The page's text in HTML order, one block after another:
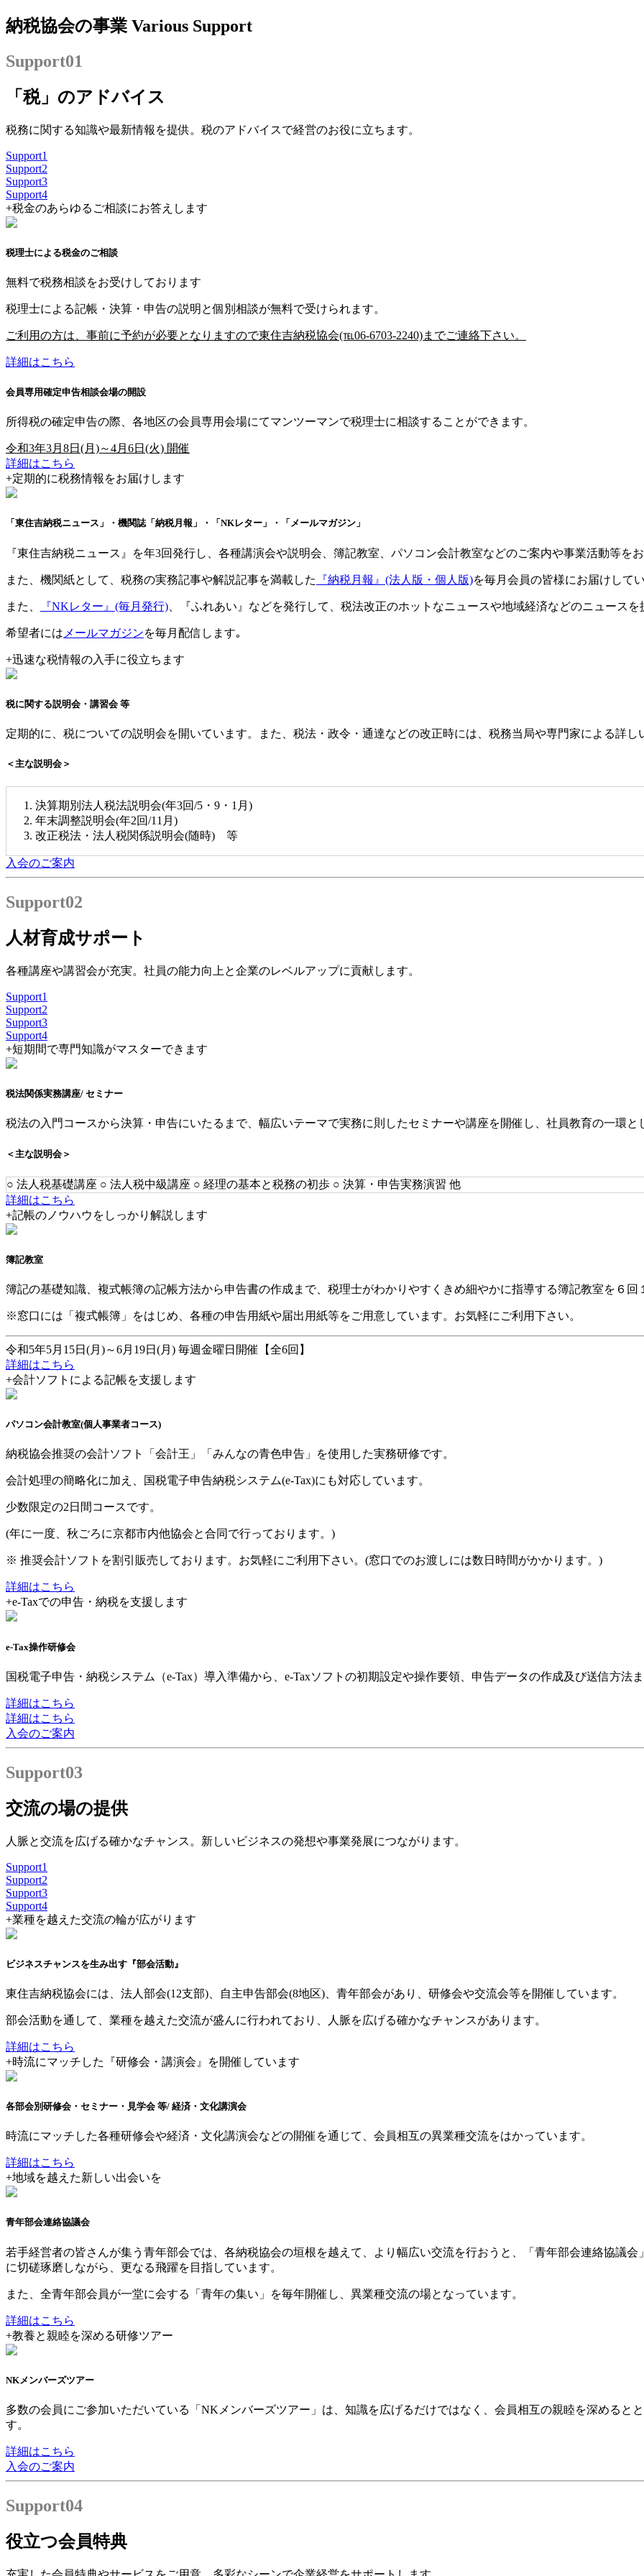
納税協会の事業 Various Support
Support01
「税」のアドバイス
税務に関する知識や最新情報を提供。税のアドバイスで経営のお役に立ちます。
Support1
Support2
Support3
Support4
+税金のあらゆるご相談にお答えします
税理士による税金のご相談
無料で税務相談をお受けしております
税理士による記帳・決算・申告の説明と個別相談が無料で受けられます。
ご利用の方は、事前に予約が必要となりますので東住吉納税協会(℡06-6703-2240)までご連絡下さい。
詳細はこちら
会員専用確定申告相談会場の開設
所得税の確定申告の際、各地区の会員専用会場にてマンツーマンで税理士に相談することができます。
令和3年3月8日(月)～4月6日(火) 開催
詳細はこちら
+定期的に税務情報をお届けします
「東住吉納税ニュース」 ・機関誌「納税月報」 ・「NKレター」 ・「メールマガジン」
『東住吉納税ニュース』を年3回発行し、各種講演会や説明会、簿記教室、パソコン会計教室などのご案内や事業活動等をお
また、機関紙として、税務の実務記事や解説記事を満載した 『納税月報』(法人版・個人版)を毎月会員の皆様にお届けしてい
また、 『NKレター』(毎月発行) 、『ふれあい』などを発行して、税法改正のホットなニュースや地域経済などのニュースを
希望者には メールマガジンを毎月配信します｡
+迅速な税情報の入手に役立ちます
税に関する説明会・講習会 等
定期的に、税についての説明会を開いています。また、税法・政令・通達などの改正時には、税務当局や専門家による詳し
＜主な説明会＞
決算期別法人税法説明会(年3回/5・9・1月)
年末調整説明会(年2回/11月)
改正税法・法人税関係説明会(随時) 等
入会のご案内
Support02
人材育成サポート
各種講座や講習会が充実。社員の能力向上と企業のレベルアップに貢献します。
Support1
Support2
Support3
Support4
+短期間で専門知識がマスターできます
税法関係実務講座/ セミナー
税法の入門コースから決算・申告にいたるまで、幅広いテーマで実務に則したセミナーや講座を開催し、社員教育の一環と
＜主な説明会＞
○ 法人税基礎講座 ○ 法人税中級講座 ○ 経理の基本と税務の初歩 ○ 決算・申告実務演習 他
詳細はこちら
+記帳のノウハウをしっかり解説します
簿記教室
簿記の基礎知識、複式帳簿の記帳方法から申告書の作成まで、税理士がわかりやすくきめ細やかに指導する簿記教室を６回
※窓口には「複式帳簿」をはじめ、各種の申告用紙や届出用紙等をご用意しています。お気軽にご利用下さい。
令和5年5月15日(月)～6月19日(月) 毎週金曜日開催【全6回】
詳細はこちら
+会計ソフトによる記帳を支援します
パソコン会計教室(個人事業者コース)
納税協会推奨の会計ソフト「会計王」「みんなの青色申告」を使用した実務研修です。
会計処理の簡略化に加え、国税電子申告納税システム(e-Tax)にも対応しています。
少数限定の2日間コースです。
(年に一度、秋ごろに京都市内他協会と合同で行っております。)
※ 推奨会計ソフトを割引販売しております。お気軽にご利用下さい。 (窓口でのお渡しには数日時間がかかります。)
詳細はこちら
+e-Taxでの申告・納税を支援します
e-Tax操作研修会
国税電子申告・納税システム（e-Tax）導入準備から、e-Taxソフトの初期設定や操作要領、申告データの作成及び送信方法
詳細はこちら
詳細はこちら
入会のご案内
Support03
交流の場の提供
人脈と交流を広げる確かなチャンス。新しいビジネスの発想や事業発展につながります。
Support1
Support2
Support3
Support4
+業種を越えた交流の輪が広がります
ビジネスチャンスを生み出す『部会活動』
東住吉納税協会には、法人部会(12支部)、自主申告部会(8地区)、青年部会があり、研修会や交流会等を開催しています。
部会活動を通して、業種を越えた交流が盛んに行われており、人脈を広げる確かなチャンスがあります。
詳細はこちら
+時流にマッチした『研修会・講演会』を開催しています
各部会別研修会・セミナー・見学会 等/ 経済・文化講演会
時流にマッチした各種研修会や経済・文化講演会などの開催を通じて、会員相互の異業種交流をはかっています。
詳細はこちら
+地域を越えた新しい出会いを
青年部会連絡協議会
若手経営者の皆さんが集う青年部会では、各納税協会の垣根を越えて、より幅広い交流を行おうと、「青年部会連絡協議
に切磋琢磨しながら、更なる飛躍を目指しています。
また、全青年部会員が一堂に会する「青年の集い」を毎年開催し、異業種交流の場となっています。
詳細はこちら
+教養と親睦を深める研修ツアー
NKメンバーズツアー
多数の会員にご参加いただいている「NKメンバーズツアー」は、知識を広げるだけではなく、会員相互の親睦を深めると
す。
詳細はこちら
入会のご案内
Support04
役立つ会員特典